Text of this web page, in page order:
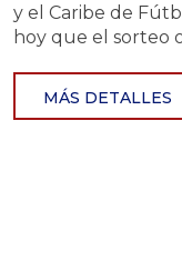
y el Caribe de
hoy que el sorteo
MÁS DETALLES